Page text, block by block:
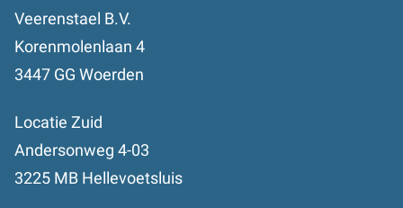
Veerenstael B.V.
Korenmolenlaan 4
3447 GG Woerden
Locatie Zuid
Andersonweg 4-03
3225 MB Hellevoetsluis